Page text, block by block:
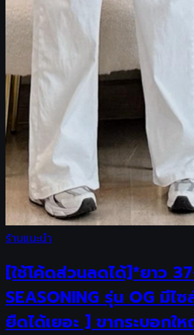
ร้านแนะนำ
[ใช้โค้ดส่วนลดได้]*ยาว
SEASONING รุ่น OG มีไ
ยืดได้เยอะ ] ขากระบอกใ